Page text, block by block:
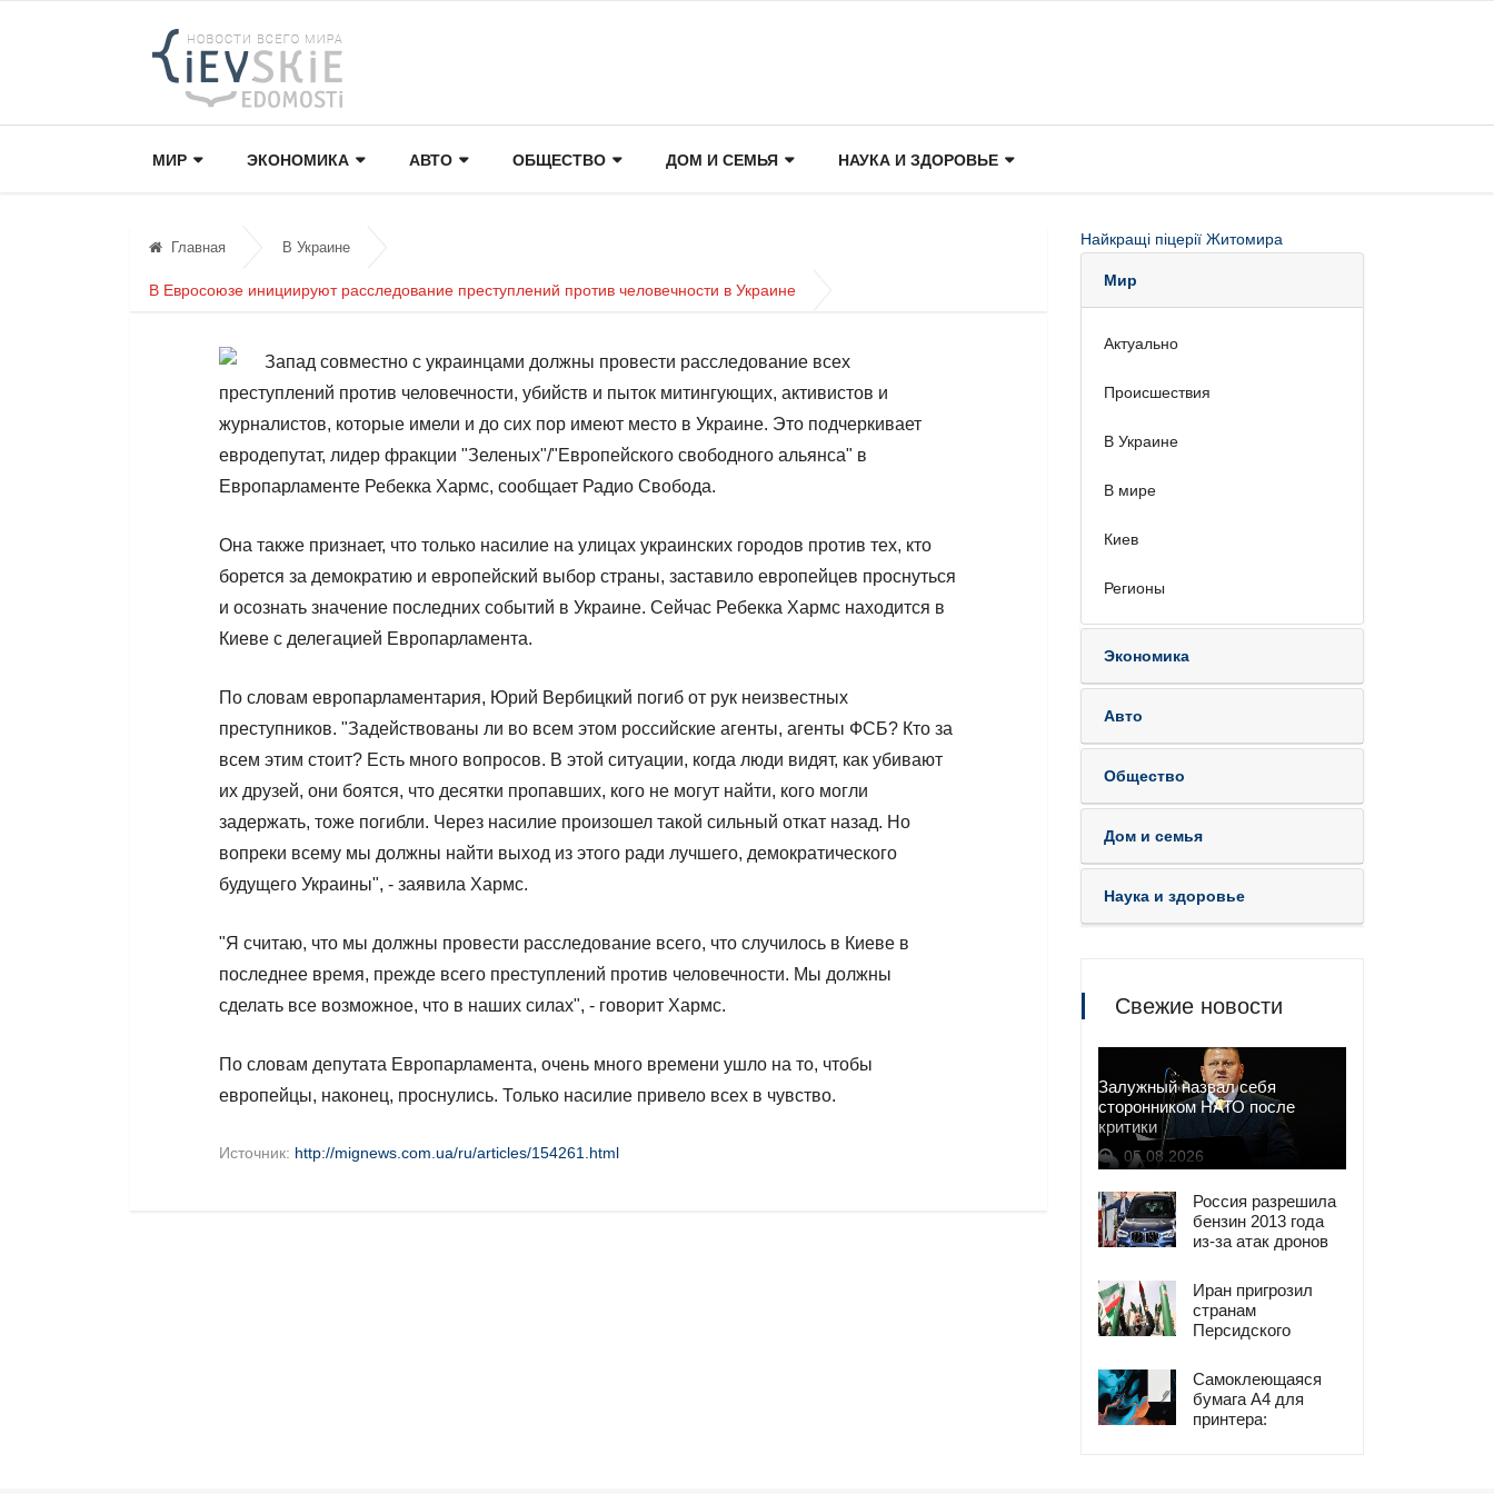
МИР ЭКОНОМИКА АВТО ОБЩЕСТВО ДОМ И СЕМЬЯ НАУКА И ЗДОРОВЬЕ
Главная В Украине
В Евросоюзе инициируют расследование преступлений против человечности в Украине
Запад совместно с украинцами должны провести расследование всех
преступлений против человечности, убийств и пыток митингующих, активистов и
журналистов, которые имели и до сих пор имеют место в Украине. Это подчеркивает
евродепутат, лидер фракции "Зеленых"/"Европейского свободного альянса" в
Европарламенте Ребекка Хармс, сообщает Радио Свобода.
Она также признает, что только насилие на улицах украинских городов против тех, кто
борется за демократию и европейский выбор страны, заставило европейцев проснуться
и осознать значение последних событий в Украине. Сейчас Ребекка Хармс находится в
Киеве с делегацией Европарламента.
По словам европарламентария, Юрий Вербицкий погиб от рук неизвестных
преступников. "Задействованы ли во всем этом российские агенты, агенты ФСБ? Кто за
всем этим стоит? Есть много вопросов. В этой ситуации, когда люди видят, как убивают
их друзей, они боятся, что десятки пропавших, кого не могут найти, кого могли
задержать, тоже погибли. Через насилие произошел такой сильный откат назад. Но
вопреки всему мы должны найти выход из этого ради лучшего, демократического
будущего Украины", - заявила Хармс.
"Я считаю, что мы должны провести расследование всего, что случилось в Киеве в
последнее время, прежде всего преступлений против человечности. Мы должны
сделать все возможное, что в наших силах", - говорит Хармс.
По словам депутата Европарламента, очень много времени ушло на то, чтобы
европейцы, наконец, проснулись. Только насилие привело всех в чувство.
Источник: http://mignews.com.ua/ru/articles/154261.html
Найкращі піцерії Житомира
Мир
Актуально
Происшествия
В Украине
В мире
Киев
Регионы
Экономика
Авто
Общество
Дом и семья
Наука и здоровье
Свежие новости
Залужный назвал себя
сторонником НАТО после
критики
05.08.2026
Россия разрешила
бензин 2013 года
из-за атак дронов
Иран пригрозил
странам
Персидского
ответ на атаки
США
Самоклеющаяся
бумага А4 для
принтера: